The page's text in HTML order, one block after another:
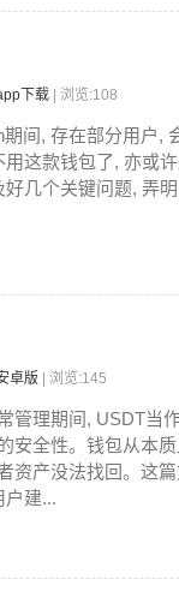
下载 | 浏览:108
间, 存在部分用户,
这款钱包了, 亦或
好几个关键问题, 弄
卓版 | 浏览:145
管理期间, USDT当
安全性。钱包从本
资产没法找回。这
户建...